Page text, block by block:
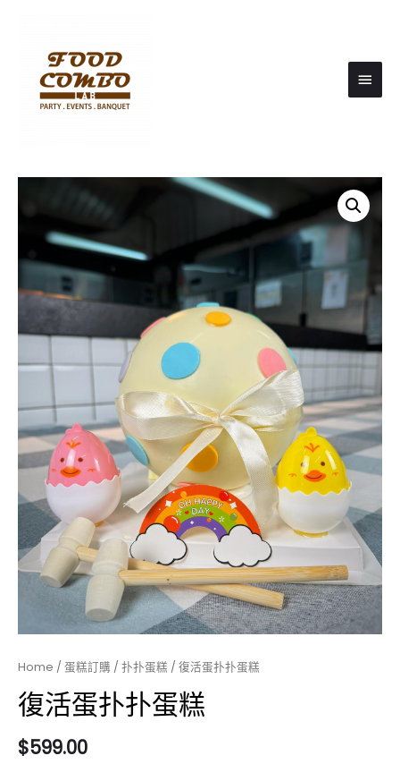
Main
Home / 蛋糕訂購 / 扑扑蛋糕 / 復活蛋扑扑蛋糕
復活蛋扑扑蛋糕
$599.00